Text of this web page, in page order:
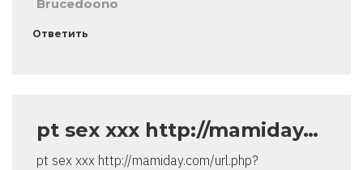
Brucedoono
Ответить
pt sex xxx http://mamiday…
pt sex xxx http://mamiday.com/url.php?